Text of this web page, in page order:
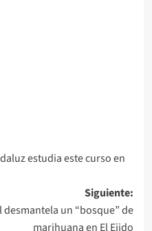
estudia este curso en
Siguiente:
desmantela un “bosque” de
marihuana en El Ejido